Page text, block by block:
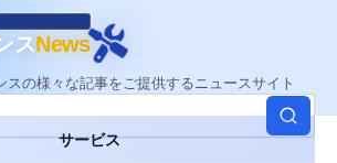
スNews
スの様々な記事をご提供するニュースサイト
サービス